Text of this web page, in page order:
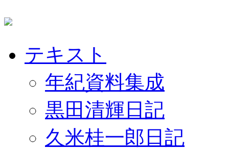
テキスト
年紀資料集成
黒田清輝日記
久米桂一郎日記